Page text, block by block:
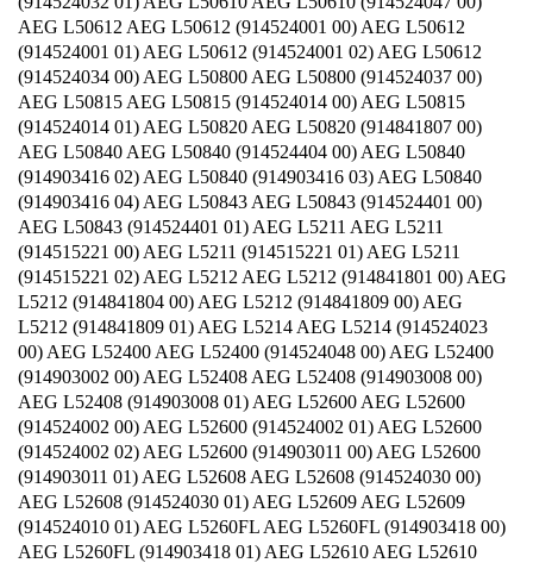
AEG L50612 AEG L50612 (914524001 00) AEG L50612
(914524001 01) AEG L50612 (914524001 02) AEG L50612
(914524034 00) AEG L50800 AEG L50800 (914524037 00)
AEG L50815 AEG L50815 (914524014 00) AEG L50815
(914524014 01) AEG L50820 AEG L50820 (914841807 00)
AEG L50840 AEG L50840 (914524404 00) AEG L50840
(914903416 02) AEG L50840 (914903416 03) AEG L50840
(914903416 04) AEG L50843 AEG L50843 (914524401 00)
AEG L50843 (914524401 01) AEG L5211 AEG L5211
(914515221 00) AEG L5211 (914515221 01) AEG L5211
(914515221 02) AEG L5212 AEG L5212 (914841801 00) AEG
L5212 (914841804 00) AEG L5212 (914841809 00) AEG
L5212 (914841809 01) AEG L5214 AEG L5214 (914524023
00) AEG L52400 AEG L52400 (914524048 00) AEG L52400
(914903002 00) AEG L52408 AEG L52408 (914903008 00)
AEG L52408 (914903008 01) AEG L52600 AEG L52600
(914524002 00) AEG L52600 (914524002 01) AEG L52600
(914524002 02) AEG L52600 (914903011 00) AEG L52600
(914903011 01) AEG L52608 AEG L52608 (914524030 00)
AEG L52608 (914524030 01) AEG L52609 AEG L52609
(914524010 01) AEG L5260FL AEG L5260FL (914903418 00)
AEG L5260FL (914903418 01) AEG L52610 AEG L52610